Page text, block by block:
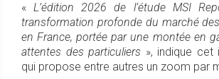
«L’édition 2026 de l’étude MSI
transformation profonde du marché
en France, portée par une montée en
attentes des particuliers », indique cet
qui propose entre autres un zoom par